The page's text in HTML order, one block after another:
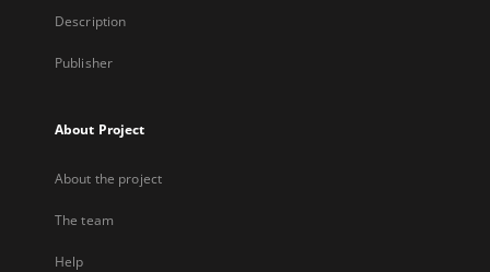
Description
Publisher
About Project
About the project
The team
Help